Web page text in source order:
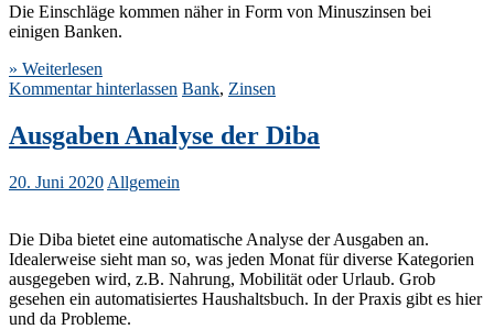
Die Einschläge kommen näher in Form von Minuszinsen bei
einigen Banken.
» Weiterlesen
Kommentar hinterlassen Bank, Zinsen
Ausgaben Analyse der Diba
20. Juni 2020 Allgemein
Die Diba bietet eine automatische Analyse der Ausgaben an.
Idealerweise sieht man so, was jeden Monat für diverse Kategorien
ausgegeben wird, z.B. Nahrung, Mobilität oder Urlaub. Grob
gesehen ein automatisiertes Haushaltsbuch. In der Praxis gibt es hier
und da Probleme.